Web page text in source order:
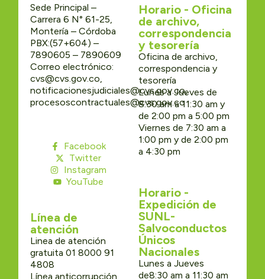
Sede Principal –
Carrera 6 N° 61-25,
Montería – Córdoba
PBX:(57+604) –
7890605 – 7890609
Correo electrónico:
cvs@cvs.gov.co,
notificacionesjudiciales@cvs.gov.co,
procesoscontractuales@cvs.gov.co
Facebook
Twitter
Instagram
YouTube
Línea de
atención
Linea de atención
gratuita 01 8000 91
4808
Línea anticorrupción
Horario - Oficina
de archivo,
correspondencia
y tesorería
Oficina de archivo,
correspondencia y
tesorería
Lunes a Jueves de
8:30 am a 11:30 am y
de 2:00 pm a 5:00 pm
Viernes de 7:30 am a
1:00 pm y de 2:00 pm
a 4:30 pm
Horario -
Expedición de
SUNL-
Salvoconductos
Únicos
Nacionales
Lunes a Jueves
de8:30 am a 11:30 am